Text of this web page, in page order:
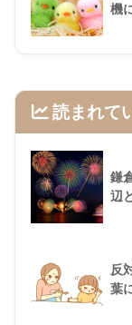
機
読まれて
鎌
辺
反
葉